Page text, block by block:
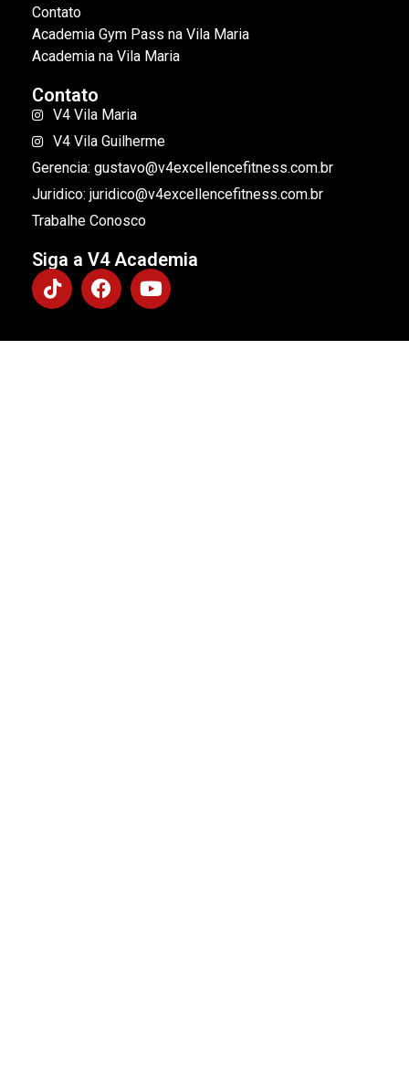
Contato
Academia Gym Pass na Vila Maria
Academia na Vila Maria
Contato
V4 Vila Maria
V4 Vila Guilherme
Gerencia: gustavo@v4excellencefitness.com.br
Juridico: juridico@v4excellencefitness.com.br
Trabalhe Conosco
Siga a V4 Academia